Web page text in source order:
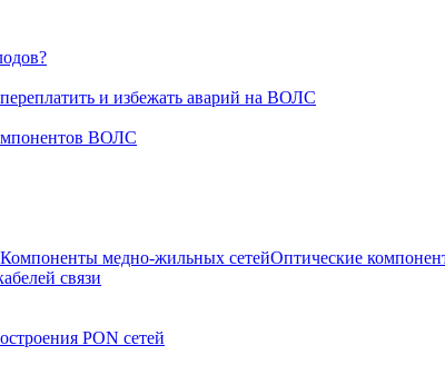
и избежать аварий на ВОЛС
ВОЛС
Компоненты медно-жильных сетейОптические
связи
PON сетей